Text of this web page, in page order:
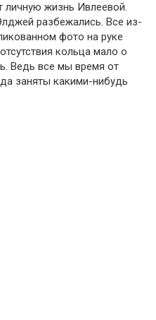
личную жизнь Ивлеевой.
разбежались. Все из-
фото на руке
кольца мало о
Ведь все мы время от
заняты какими-нибудь